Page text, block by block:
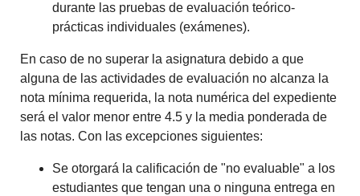
durante las pruebas de evaluación teórico-
prácticas individuales (exámenes).
En caso de no superar la asignatura debido a que
alguna de las actividades de evaluación no alcanza la
nota mínima requerida, la nota numérica del expediente
será el valor menor entre 4.5 y la media ponderada de
las notas. Con las excepciones siguientes:
Se otorgará la calificación de "no evaluable" a los
estudiantes que tengan una o ninguna entrega en